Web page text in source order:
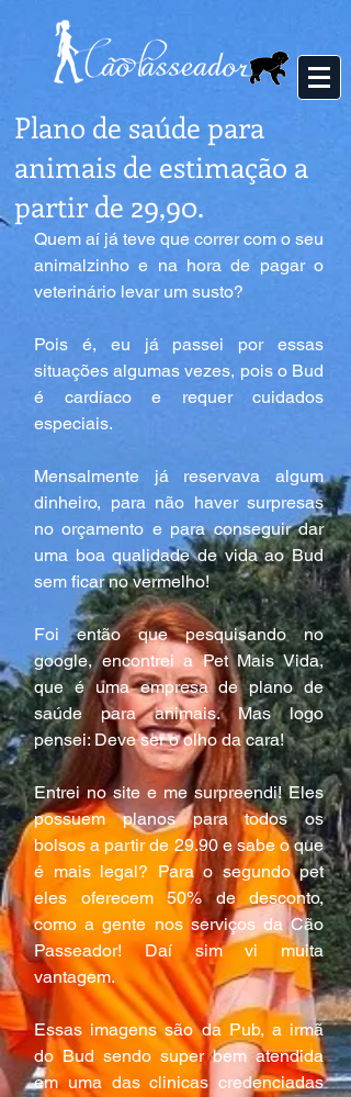
Plano de saúde para
animais de estimação a
partir de 29,90.
Quem aí já teve que correr com o seu
animalzinho e na hora de pagar o
veterinário levar um susto?
Pois é, eu já passei por essas
situações algumas vezes, pois o Bud
é cardíaco e requer cuidados
especiais.
Mensalmente já reservava algum
dinheiro, para não haver surpresas
no orçamento e para conseguir dar
uma boa qualidade de vida ao Bud
sem ficar no vermelho!
Foi então que pesquisando no
google, encontrei a Pet Mais Vida,
que é uma empresa de plano de
saúde para animais. Mas logo
pensei: Deve ser o olho da cara!
Entrei no site e me surpreendi! Eles
possuem planos para todos os
bolsos a partir de 29.90 e sabe o que
é mais legal? Para o segundo pet
eles oferecem 50% de desconto,
como a gente nos serviços da Cão
Passeador! Daí sim vi muita
vantagem.
Essas imagens são da Pub, a irmã
do Bud sendo super bem atendida
em uma das clinicas credenciadas